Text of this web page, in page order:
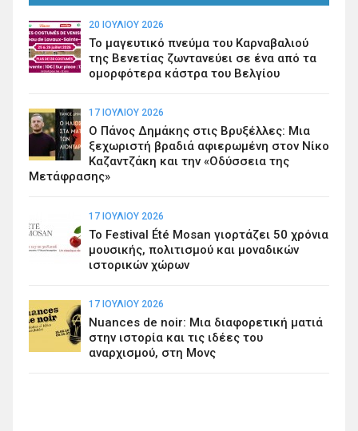
20 ΙΟΥΛΊΟΥ 2026
Το μαγευτικό πνεύμα του Καρναβαλιού
της Βενετίας ζωντανεύει σε ένα από τα
ομορφότερα κάστρα του Βελγίου
17 ΙΟΥΛΊΟΥ 2026
Ο Πάνος Δημάκης στις Βρυξέλλες: Μια
ξεχωριστή βραδιά αφιερωμένη στον Νίκο
Καζαντζάκη και την «Οδύσσεια της
Μετάφρασης»
17 ΙΟΥΛΊΟΥ 2026
Το Festival Été Mosan γιορτάζει 50 χρόνια
μουσικής, πολιτισμού και μοναδικών
ιστορικών χώρων
17 ΙΟΥΛΊΟΥ 2026
Nuances de noir: Μια διαφορετική ματιά
στην ιστορία και τις ιδέες του
αναρχισμού, στη Μονς